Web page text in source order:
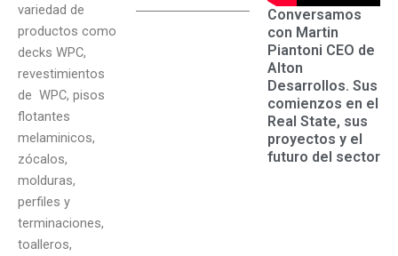
variedad de
productos como
decks WPC,
revestimientos
de WPC, pisos
flotantes
melaminicos,
zócalos,
molduras,
perfiles y
terminaciones,
toalleros,
Conversamos
con Martin
Piantoni CEO de
Alton
Desarrollos. Sus
comienzos en el
Real State, sus
proyectos y el
futuro del sector